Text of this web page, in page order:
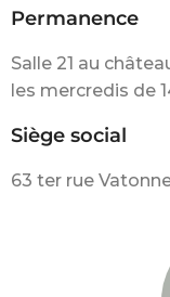
Permanence
Salle 21 au
les mercredis de
Siège social
63 ter rue